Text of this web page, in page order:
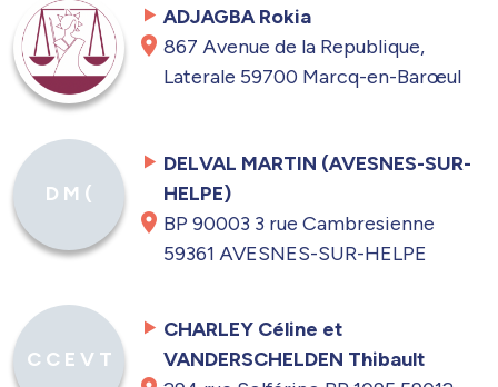
ADJAGBA Rokia
867 Avenue de la Republique,
Laterale 59700 Marcq-en-Barœul
D M (
DELVAL MARTIN (AVESNES-SUR-
HELPE)
BP 90003 3 rue Cambresienne
59361 AVESNES-SUR-HELPE
C C E V T
CHARLEY Céline et
VANDERSCHELDEN Thibault